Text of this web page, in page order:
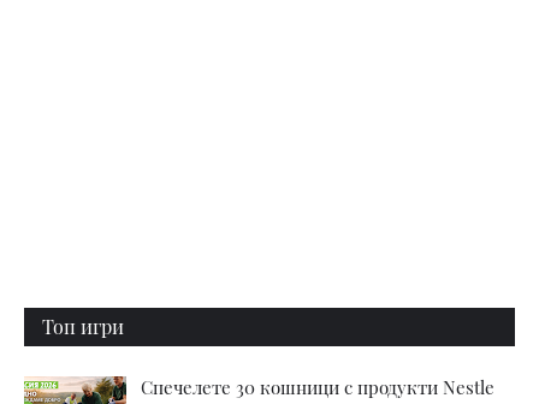
Топ игри
Спечелете 30 кошници с продукти Nestle